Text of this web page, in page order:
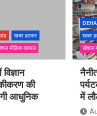
खबर हटकर
मीडिया वायरल
की
आधुनिक
खबर
सोशल
में